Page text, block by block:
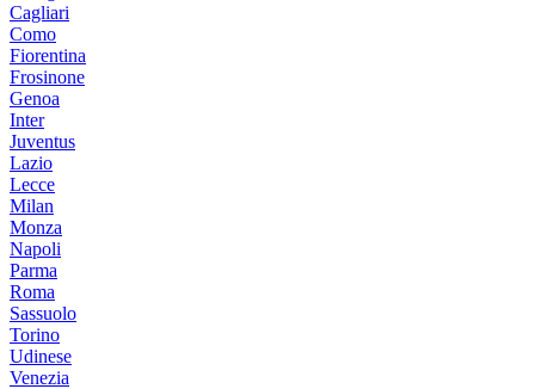
Cagliari
Como
Fiorentina
Frosinone
Genoa
Inter
Juventus
Lazio
Lecce
Milan
Monza
Napoli
Parma
Roma
Sassuolo
Torino
Udinese
Venezia